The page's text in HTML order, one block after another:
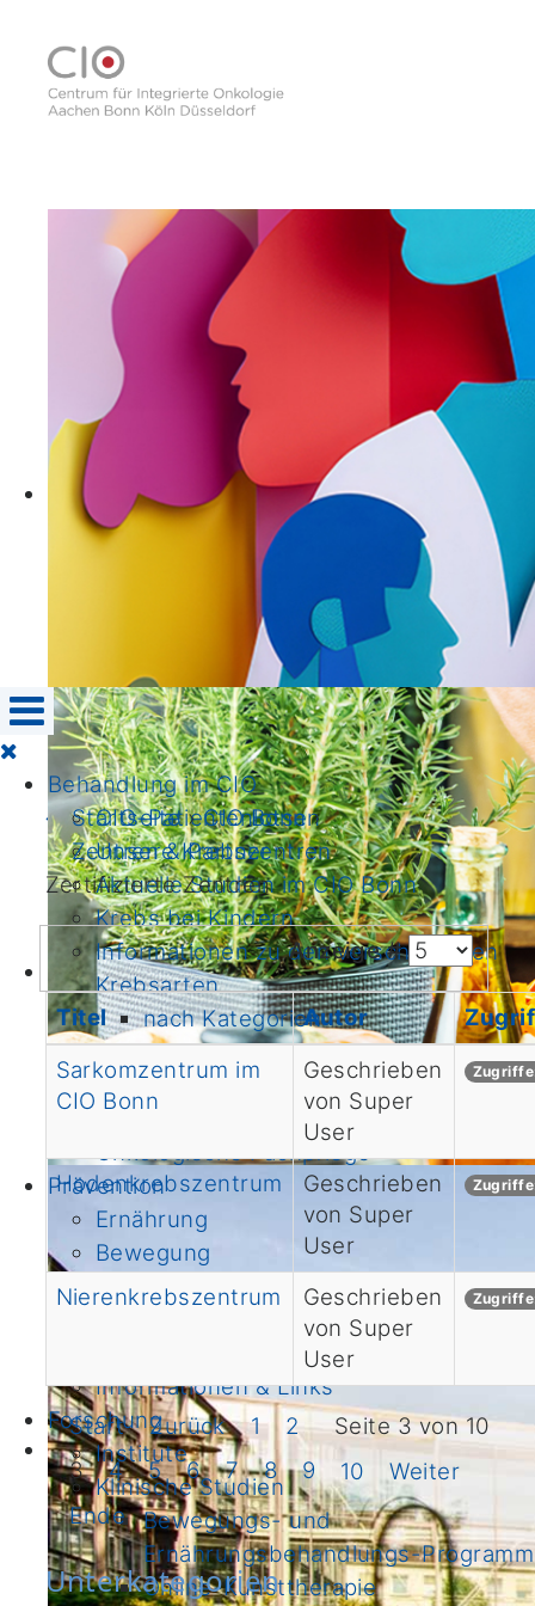
Behandlung im CIO
CIO-Patientenlotsen
Unsere Krebszentren
Aktuelle Studien im CIO Bonn
Krebs bei Kindern
Informationen zu den verschiedenen
Krebsarten
nach Kategorien
von A biz Z
Immuntherapie
Unterstützende Therapien & Angebote
Onkologische Fachpflege
Prävention
Ernährung
Bewegung
Darmkrebsvorsorge
Familiäre/erbliche Tumorerkrankungen
Informationen & Links
Forschung
Institute
Klinische Studien
Bewegungs- und
Ernährungsbehandlungs-Programm
Online-Kunsttherapie
Startseite›CIO Bonn›
Zentren & Partner›
Zertifizierte Zentren
Anzeige #
Titel Autor
Sarkomzentrum im
CIO Bonn
Geschrieben
von Super
User
Hodenkrebszentrum
Geschrieben
von Super
User
Nierenkrebszentrum
Geschrieben
von Super
User
Seite 3 von 10
Start Zurück 1
2
3
4 5 6 7 8 9 10
Weiter
Ende
Unterkategorien